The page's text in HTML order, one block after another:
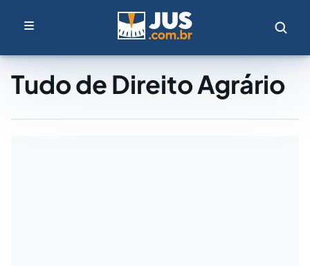
Tudo de Direito Agrário